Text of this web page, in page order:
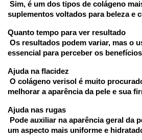
suplementos voltados para beleza e
Quanto tempo para ver resultado
essencial para perceber os
Ajuda na flacidez
melhorar a aparência da pele e sua
Ajuda nas rugas
um aspecto mais uniforme e